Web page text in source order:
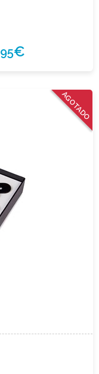
95€
AGOTADO